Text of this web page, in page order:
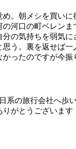
。朝メシを買い
河口の町ベレン
分の気持ちを弱気に
う。裏を返せば
ったのですが今振
系の旅行会社へ歩
がとうございます